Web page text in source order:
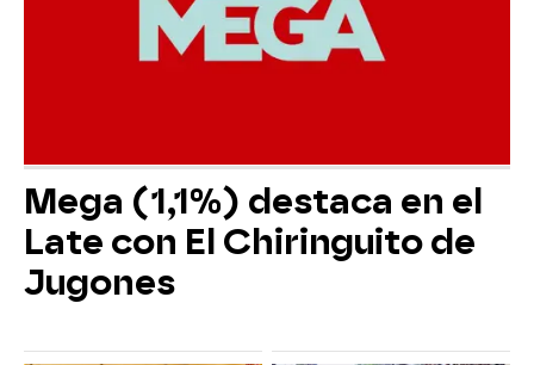
Mega (1,1%) destaca en el
Late con El Chiringuito de
Jugones